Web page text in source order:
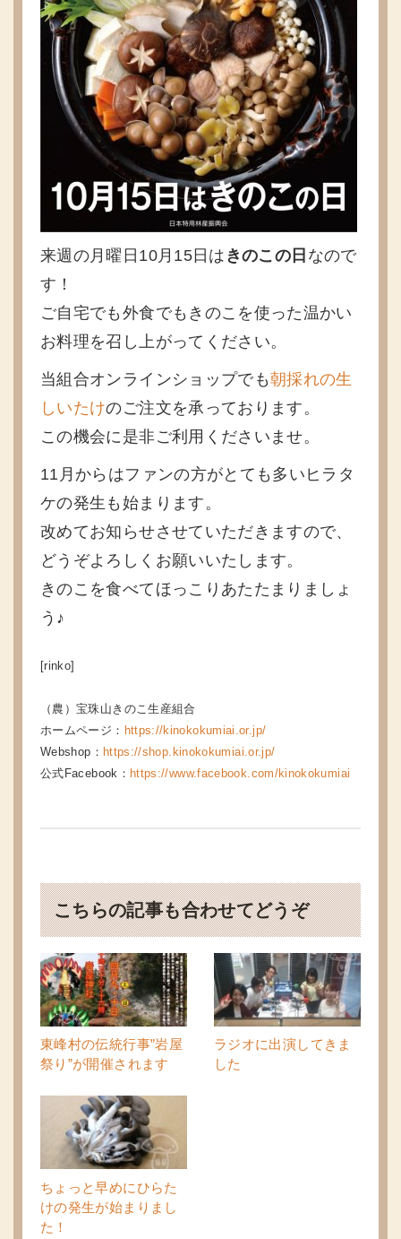
来週の月曜日10月15日は きのこの日 なので
す！
ご自宅でも外食でもきのこを使った温かい
お料理を召し上がってください。
当組合オンラインショップでも朝採れの生
しいたけのご注文を承っております。
この機会に是非ご利用くださいませ。
11月からはファンの方がとても多いヒラタ
ケの発生も始まります。
改めてお知らせさせていただきますので、
どうぞよろしくお願いいたします。
きのこを食べてほっこりあたたまりましょ
う♪
[rinko]
（農）宝珠山きのこ生産組合
ホームページ： https://kinokokumiai.or.jp/
Webshop： https://shop.kinokokumiai.or.jp/
公式Facebook： https://www.facebook.com/kinokokumiai
こちらの記事も合わせてどうぞ
東峰村の伝統行事”岩屋
祭り”が開催されます
ラジオに出演してきま
した
ちょっと早めにひらた
けの発生が始まりまし
た！